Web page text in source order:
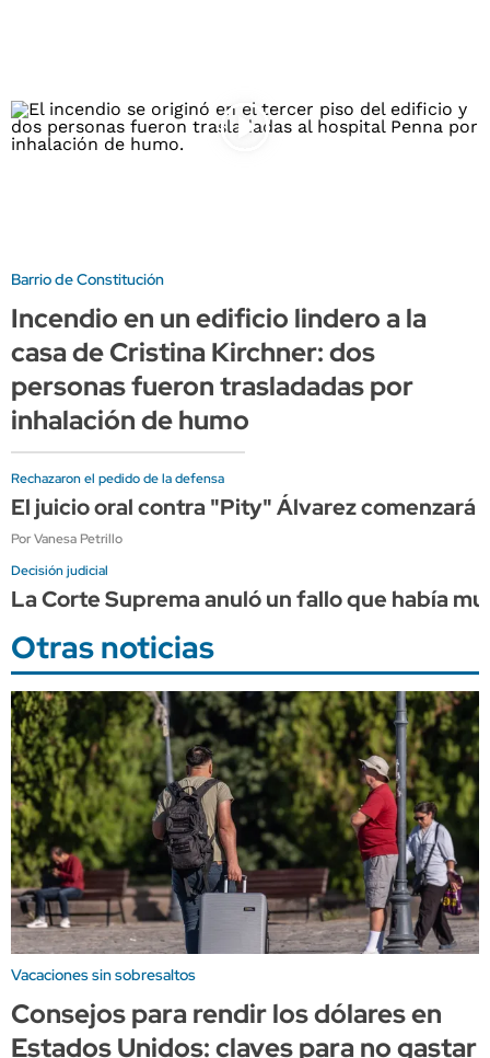
Barrio de Constitución
Incendio en un edificio lindero a la
casa de Cristina Kirchner: dos
personas fueron trasladadas por
inhalación de humo
Rechazaron el pedido de la defensa
El juicio oral contra "Pity" Álvarez comenzará
Por Vanesa Petrillo
Decisión judicial
La Corte Suprema anuló un fallo que había
Otras noticias
Vacaciones sin sobresaltos
Consejos para rendir los dólares en
Estados Unidos: claves para no gastar